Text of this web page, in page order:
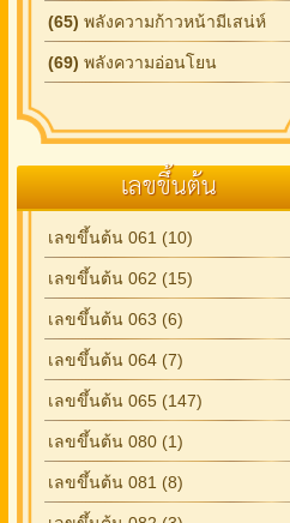
(65) พลังความก้าวหน้ามีเสน่ห์
(69) พลังความอ่อนโยน
เลขขึ้นต้น
เลขขึ้นต้น 061 (10)
เลขขึ้นต้น 062 (15)
เลขขึ้นต้น 063 (6)
เลขขึ้นต้น 064 (7)
เลขขึ้นต้น 065 (147)
เลขขึ้นต้น 080 (1)
เลขขึ้นต้น 081 (8)